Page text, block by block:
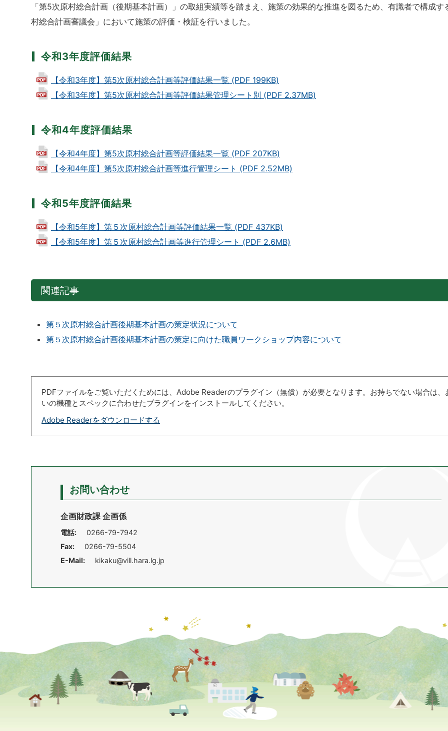
「第5次原村総合計画（後期基本計画）」の取組実績等を踏まえ、施策の効果的な推進を図るため、有識者で構成す
村総合計画審議会」において施策の評価・検証を行いました。
令和3年度評価結果
【令和3年度】第5次原村総合計画等評価結果一覧 (PDF 199KB)
【令和3年度】第5次原村総合計画等評価結果管理シート別 (PDF 2.37MB)
令和4年度評価結果
【令和4年度】第5次原村総合計画等評価結果一覧 (PDF 207KB)
【令和4年度】第5次原村総合計画等進行管理シート (PDF 2.52MB)
令和5年度評価結果
【令和5年度】第５次原村総合計画等評価結果一覧 (PDF 437KB)
【令和5年度】第５次原村総合計画等進行管理シート (PDF 2.6MB)
関連記事
第５次原村総合計画後期基本計画の策定状況について
第５次原村総合計画後期基本計画の策定に向けた職員ワークショップ内容について
PDFファイルをご覧いただくためには、Adobe Readerのプラグイン（無償）が必要となります。お持ちでない場合は、
いの機種とスペックに合わせたプラグインをインストールしてください。
Adobe Readerをダウンロードする
お問い合わせ
企画財政課 企画係
電話:
0266-79-7942
Fax:
0266-79-5504
E-Mail:
kikaku@vill.hara.lg.jp